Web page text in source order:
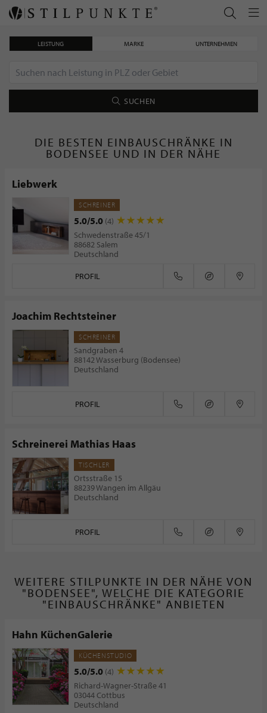
LEISTUNG MARKE UNTERNEHMEN
SUCHEN
DIE BESTEN EINBAUSCHRÄNKE IN
BODENSEE UND IN DER NÄHE
Liebwerk
SCHREINER
5.0/5.0 (4)
Schwedenstraße 45/1
88682 Salem
Deutschland
PROFIL
Joachim Rechtsteiner
SCHREINER
Sandgraben 4
88142 Wasserburg (Bodensee)
Deutschland
PROFIL
Schreinerei Mathias Haas
TISCHLER
Ortsstraße 15
88239 Wangen im Allgäu
Deutschland
PROFIL
WEITERE STILPUNKTE IN DER NÄHE VON
"BODENSEE", WELCHE DIE KATEGORIE
"EINBAUSCHRÄNKE" ANBIETEN
Hahn KüchenGalerie
KÜCHENSTUDIO
5.0/5.0 (4)
Richard-Wagner-Straße 41
03044 Cottbus
Deutschland